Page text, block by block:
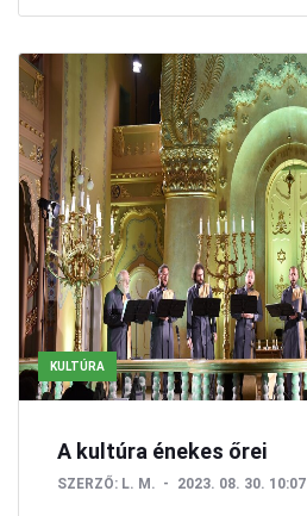
KULTÚRA
A kultúra énekes őrei
SZERZŐ: L. M. 2023. 08. 30. 10:07